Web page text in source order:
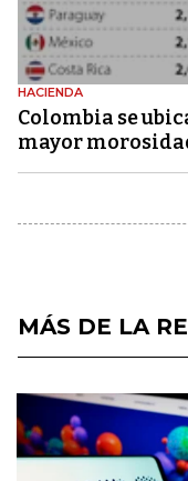
HACIENDA
Colombia se
mayor
MÁS DE LA